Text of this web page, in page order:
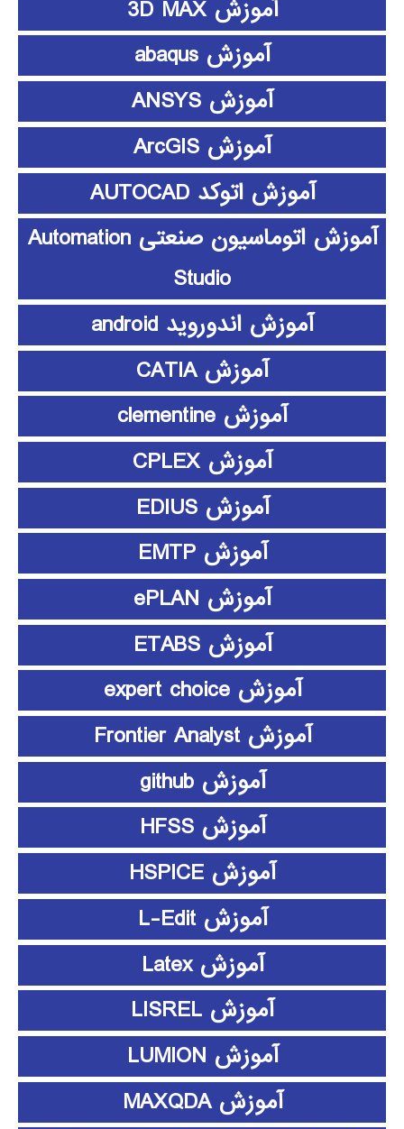
آموزش 3D MAX
آموزش abaqus
آموزش ANSYS
آموزش ArcGIS
آموزش اتوکد AUTOCAD
آموزش اتوماسیون صنعتی Automation
Studio
آموزش اندوروید android
آموزش CATIA
آموزش clementine
آموزش CPLEX
آموزش EDIUS
آموزش EMTP
آموزش ePLAN
آموزش ETABS
آموزش expert choice
آموزش Frontier Analyst
آموزش github
آموزش HFSS
آموزش HSPICE
آموزش L-Edit
آموزش Latex
آموزش LISREL
آموزش LUMION
آموزش MAXQDA